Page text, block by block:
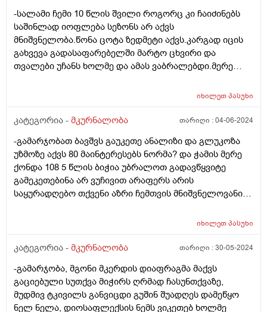
-სალამი ჩემი 10 წლის შვილი როგორც კი ჩაიძინებს
საშინლად იოფლება სეზონს არ აქვს
მნიშვნელობა.წონა ცოტა ზედმეტი აქვს.კარგად იცის
გახვევა გადასაფარებელში მარტო ცხვირი და
თვალები უჩანს ხოლმე და ამას ვაბრალებდი.მერე
და გადასაფარებლის გარეშე და არ აქვს ოფლი ანუ
გადასაფარებლის გარეშეც ხომ გაიოფლებოდა?
მადლობა პასუხისათვის.
იხილეთპასუხი
კატეგორია - მკურნალობა თარიღი :04-06-2024
-გამარჯობათ ბავშვს გაუკეთე ანალიზი და გლუკოზა
უზმოზე აქვს 80 მაინტერესებს ნორმა? და ჭამის მერე
ქონდა 108 5 წლის ბიჭია უბრალოთ გადავწყვიტე
გამეკეთებინა არ ვუჩივით არაფერს არის
საყურადღებო თქვენი აზრი ჩემთვის მნიშვნელოვანია
იხილეთპასუხი
კატეგორია - მკურნალობა თარიღი :30-05-2024
-გამარჯობა, მგონი მკერდის დიაფრაგმა მაქვს
გაციებული სუთქვა მიჭირს ღრმად ჩასუნთქვაზე,
მუდმივ ტკივილს განვიცდი გუშინ შუადღეს დამეწყო
ნელ ნელა, დიოსაფლექსის ნემს ვიკეთებ ხოლმე